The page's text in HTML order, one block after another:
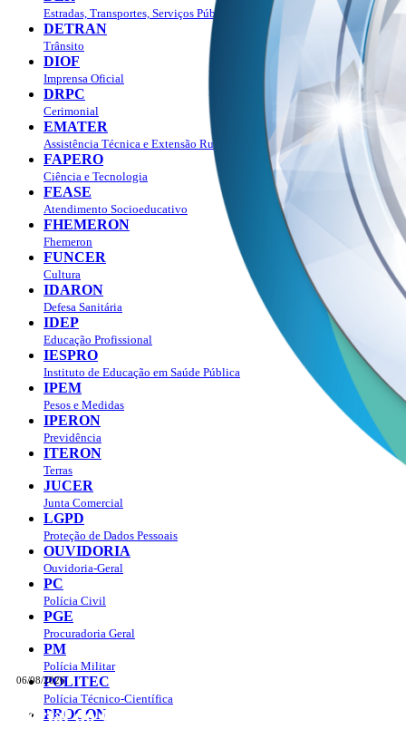
06/08/2026
Portal do Governo do
Estradas, Transportes, Serviços Públicos
DETRAN
Trânsito
DIOF
Imprensa Oficial
DRPC
Cerimonial
EMATER
Assistência Técnica e Extensão Rural
FAPERO
Ciência e Tecnologia
FEASE
Atendimento Socioeducativo
FHEMERON
Fhemeron
FUNCER
Cultura
IDARON
Defesa Sanitária
IDEP
Educação Profissional
IESPRO
Instituto de Educação em Saúde Pública
IPEM
Pesos e Medidas
IPERON
Previdência
ITERON
Terras
JUCER
Junta Comercial
LGPD
Proteção de Dados Pessoais
OUVIDORIA
Ouvidoria-Geral
PC
Polícia Civil
PGE
Procuradoria Geral
PM
Polícia Militar
POLITEC
Polícia Técnico-Científica
PROCON